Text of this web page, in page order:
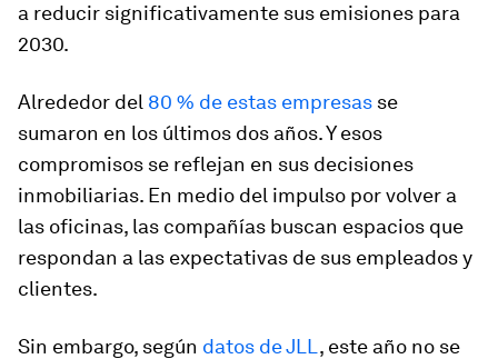
a reducir significativamente sus emisiones para
2030.
Alrededor del 80 % de estas empresas se
sumaron en los últimos dos años. Y esos
compromisos se reflejan en sus decisiones
inmobiliarias. En medio del impulso por volver a
las oficinas, las compañías buscan espacios que
respondan a las expectativas de sus empleados y
clientes.
Sin embargo, según datos de JLL , este año no se